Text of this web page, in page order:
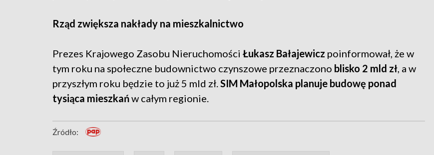
Rząd zwiększa nakłady na mieszkalnictwo
Prezes Krajowego Zasobu Nieruchomości Łukasz Bałajewicz poinformował, że w
tym roku na społeczne budownictwo czynszowe przeznaczono blisko 2 mld zł, a w
przyszłym roku będzie to już 5 mld zł.SIM Małopolska planuje budowę ponad
tysiąca mieszkańw całym regionie.
Źródło: